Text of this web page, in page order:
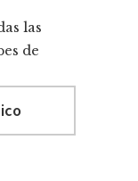
las
de